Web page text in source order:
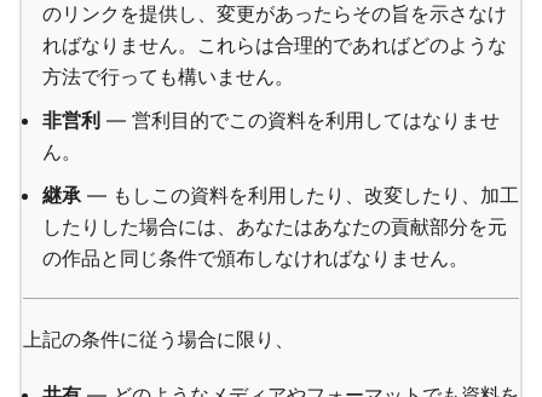
のリンクを提供し、変更があったらその旨を示さなけ
ればなりません。これらは合理的であればどのような
方法で行っても構いません。
非営利 — 営利目的でこの資料を利用してはなりませ
ん。
継承— もしこの資料を利用したり、改変したり、加工
したりした場合には、あなたはあなたの貢献部分を元
の作品と同じ条件で頒布しなければなりません。
上記の条件に従う場合に限り、